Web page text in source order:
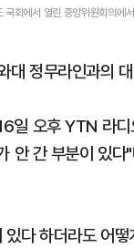
국회에서 열린 중앙위원회의
대 정무라인과의
일 오후 YTN 라
안 간 부분이 있
다 하더라도 어